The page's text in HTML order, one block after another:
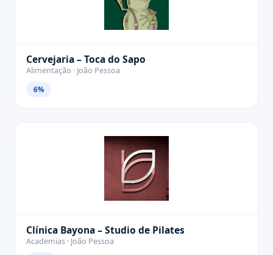
Cervejaria – Toca do Sapo
Alimentação · João Pessoa
6%
Clínica Bayona – Studio de Pilates
Academias · João Pessoa